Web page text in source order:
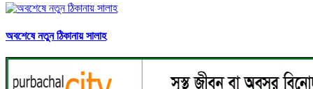
অবশেষে নতুন ঠিকানায় সালাহ